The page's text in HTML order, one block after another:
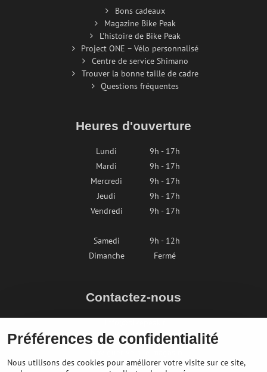
Bons cadeaux
Magazine Bike Peak
L'histoire de Bike Peak
Project ONE – Vélo personnalisé
Centre de service Shimano
Trouver la bonne taille de cadre
Questions fréquentes
Heures d'ouverture
Lundi
9h - 17h
Mardi
9h - 17h
Mercredi
9h - 17h
Jeudi
9h - 17h
Vendredi
9h - 17h
Samedi
9h - 12h
Dimanche
Fermé
Contactez-nous
+436764858804
Préférences de confidentialité
Nous utilisons des cookies pour améliorer votre visite sur ce site,